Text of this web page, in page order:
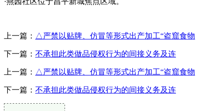
上一篇： △严禁以贴牌、仿冒等形式出产加工“盗窟食物
下一篇： 不承担此类做品侵权行为的间接义务及连
上一篇： △严禁以贴牌、仿冒等形式出产加工“盗窟食物
下一篇： 不承担此类做品侵权行为的间接义务及连